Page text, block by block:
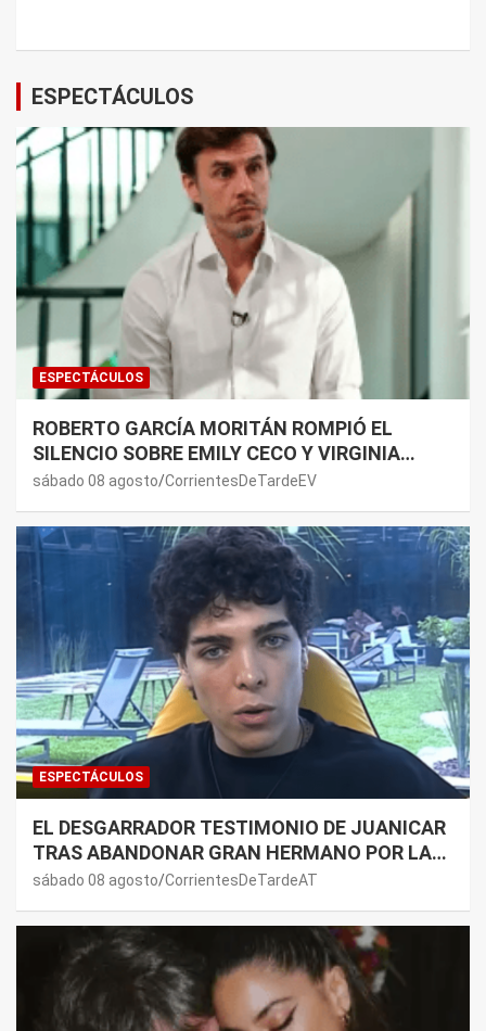
ESPECTÁCULOS
ESPECTÁCULOS
ROBERTO GARCÍA MORITÁN ROMPIÓ EL
SILENCIO SOBRE EMILY CECO Y VIRGINIA
GALLARDO: “DEDÍQUENSE A SUS VIDAS”
sábado 08 agosto CorrientesDeTardeEV
ESPECTÁCULOS
EL DESGARRADOR TESTIMONIO DE JUANICAR
TRAS ABANDONAR GRAN HERMANO POR LA
SALUD DE SU MAMÁ.
sábado 08 agosto CorrientesDeTardeAT